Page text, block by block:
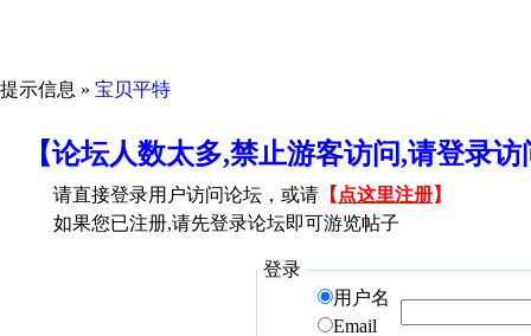
提示信息 » 宝贝平特
【论坛人数太多,禁止游客访问,请登录
请直接登录用户访问论坛，或请 【 点这里注册】
如果您已注册,请先登录论坛即可游览帖子
登录
用户名
Email